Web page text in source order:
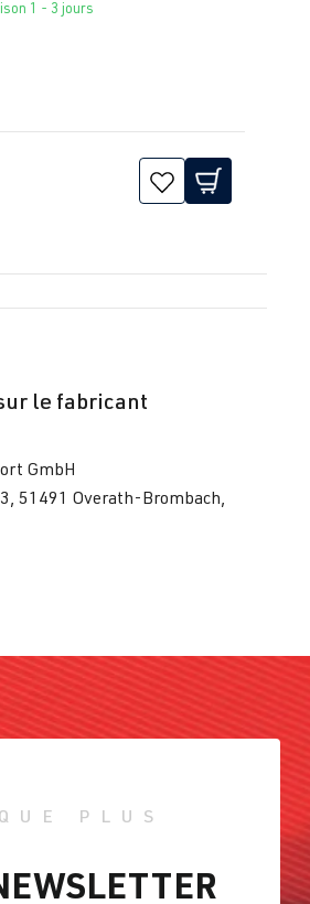
1 - 3 jours
le fabricant
GmbH
51491 Overath-Brombach,
PLUS